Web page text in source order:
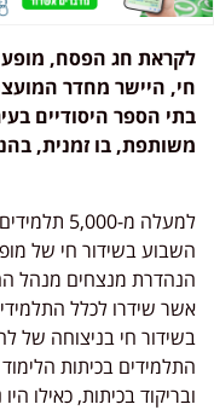
לקראת חג הפסח, מופע
בתי הספר היסודיים
משותפת, בו זמנית,
למעלה מ-
השבוע בשידור חי של
הנהדרת מנצחים מנהל
אשר שידרו לכלל
בשידור חי בניצוחה של
התלמידים בכיתות
ובריקוד בכיתות, כאילו